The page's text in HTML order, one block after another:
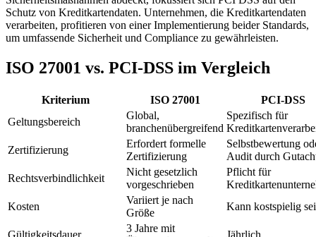
Schutz von Kreditkartendaten. Unternehmen, die Kreditkartendaten
verarbeiten, profitieren von einer Implementierung beider Standards,
um umfassende Sicherheit und Compliance zu gewährleisten.
ISO 27001 vs. PCI-DSS im Vergleich
Kriterium ISO 27001
PCI-DSS
Geltungsbereich
Global,
branchenübergreifend
Spezifisch für
Zertifizierung
Erfordert formelle
Zertifizierung
Selbstbewertung
Audit durch
Rechtsverbindlichkeit
Nicht gesetzlich
vorgeschrieben
Pflicht für
Kosten
Variiert je nach
Größe
Kann kostspielig
Gültigkeitsdauer
3 Jahre mit
Jährlich